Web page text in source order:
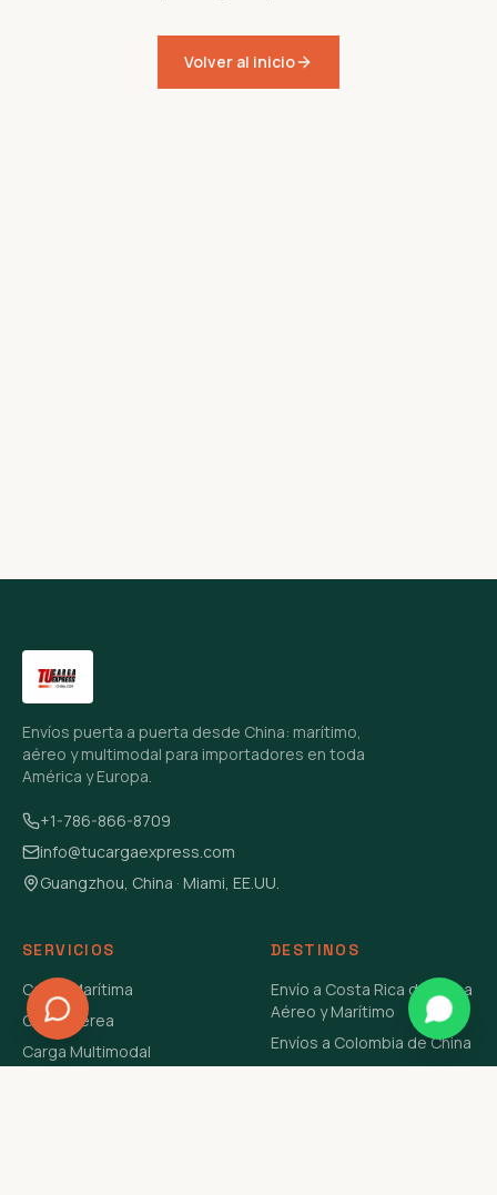
Volver al inicio
Envíos puerta a puerta desde China: marítimo,
aéreo y multimodal para importadores en toda
América y Europa.
+1-786-866-8709
info@tucargaexpress.com
Guangzhou, China · Miami, EE.UU.
SERVICIOS
Carga Marítima
Carga Aérea
Carga Multimodal
DESTINOS
Envío a Costa Rica de China
Aéreo y Marítimo
Envíos a Colombia de China